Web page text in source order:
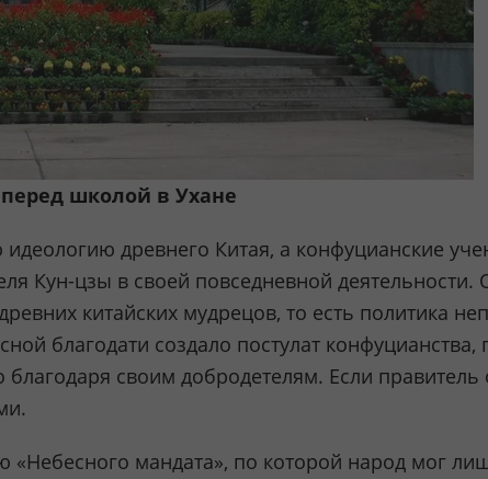
школой в Ухане
древнего Китая, а конфуцианские
Кун-цзы в своей повседневной
китайских мудрецов, то есть политика
благодати создало постулат конфуцианства,
своим добродетелям. Если правитель
мандата», по которой народ мог